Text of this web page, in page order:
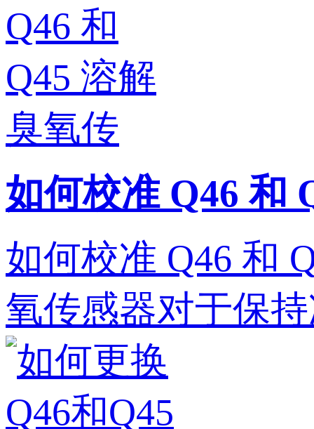
如何校准 Q46 和
如何校准 Q46 和
氧传感器对于保